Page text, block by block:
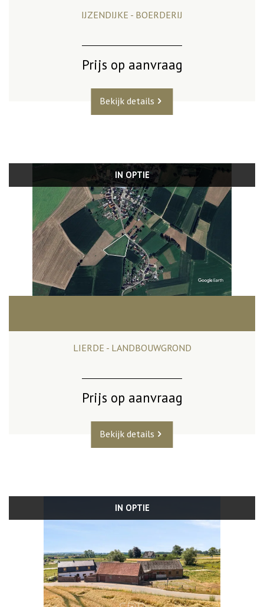
IJZENDIJKE - BOERDERIJ
Prijs op aanvraag
Bekijk details
IN OPTIE
LIERDE - LANDBOUWGROND
Prijs op aanvraag
Bekijk details
IN OPTIE